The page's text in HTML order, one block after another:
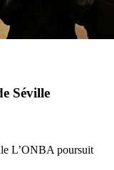
Séville
L’ONBA poursuit